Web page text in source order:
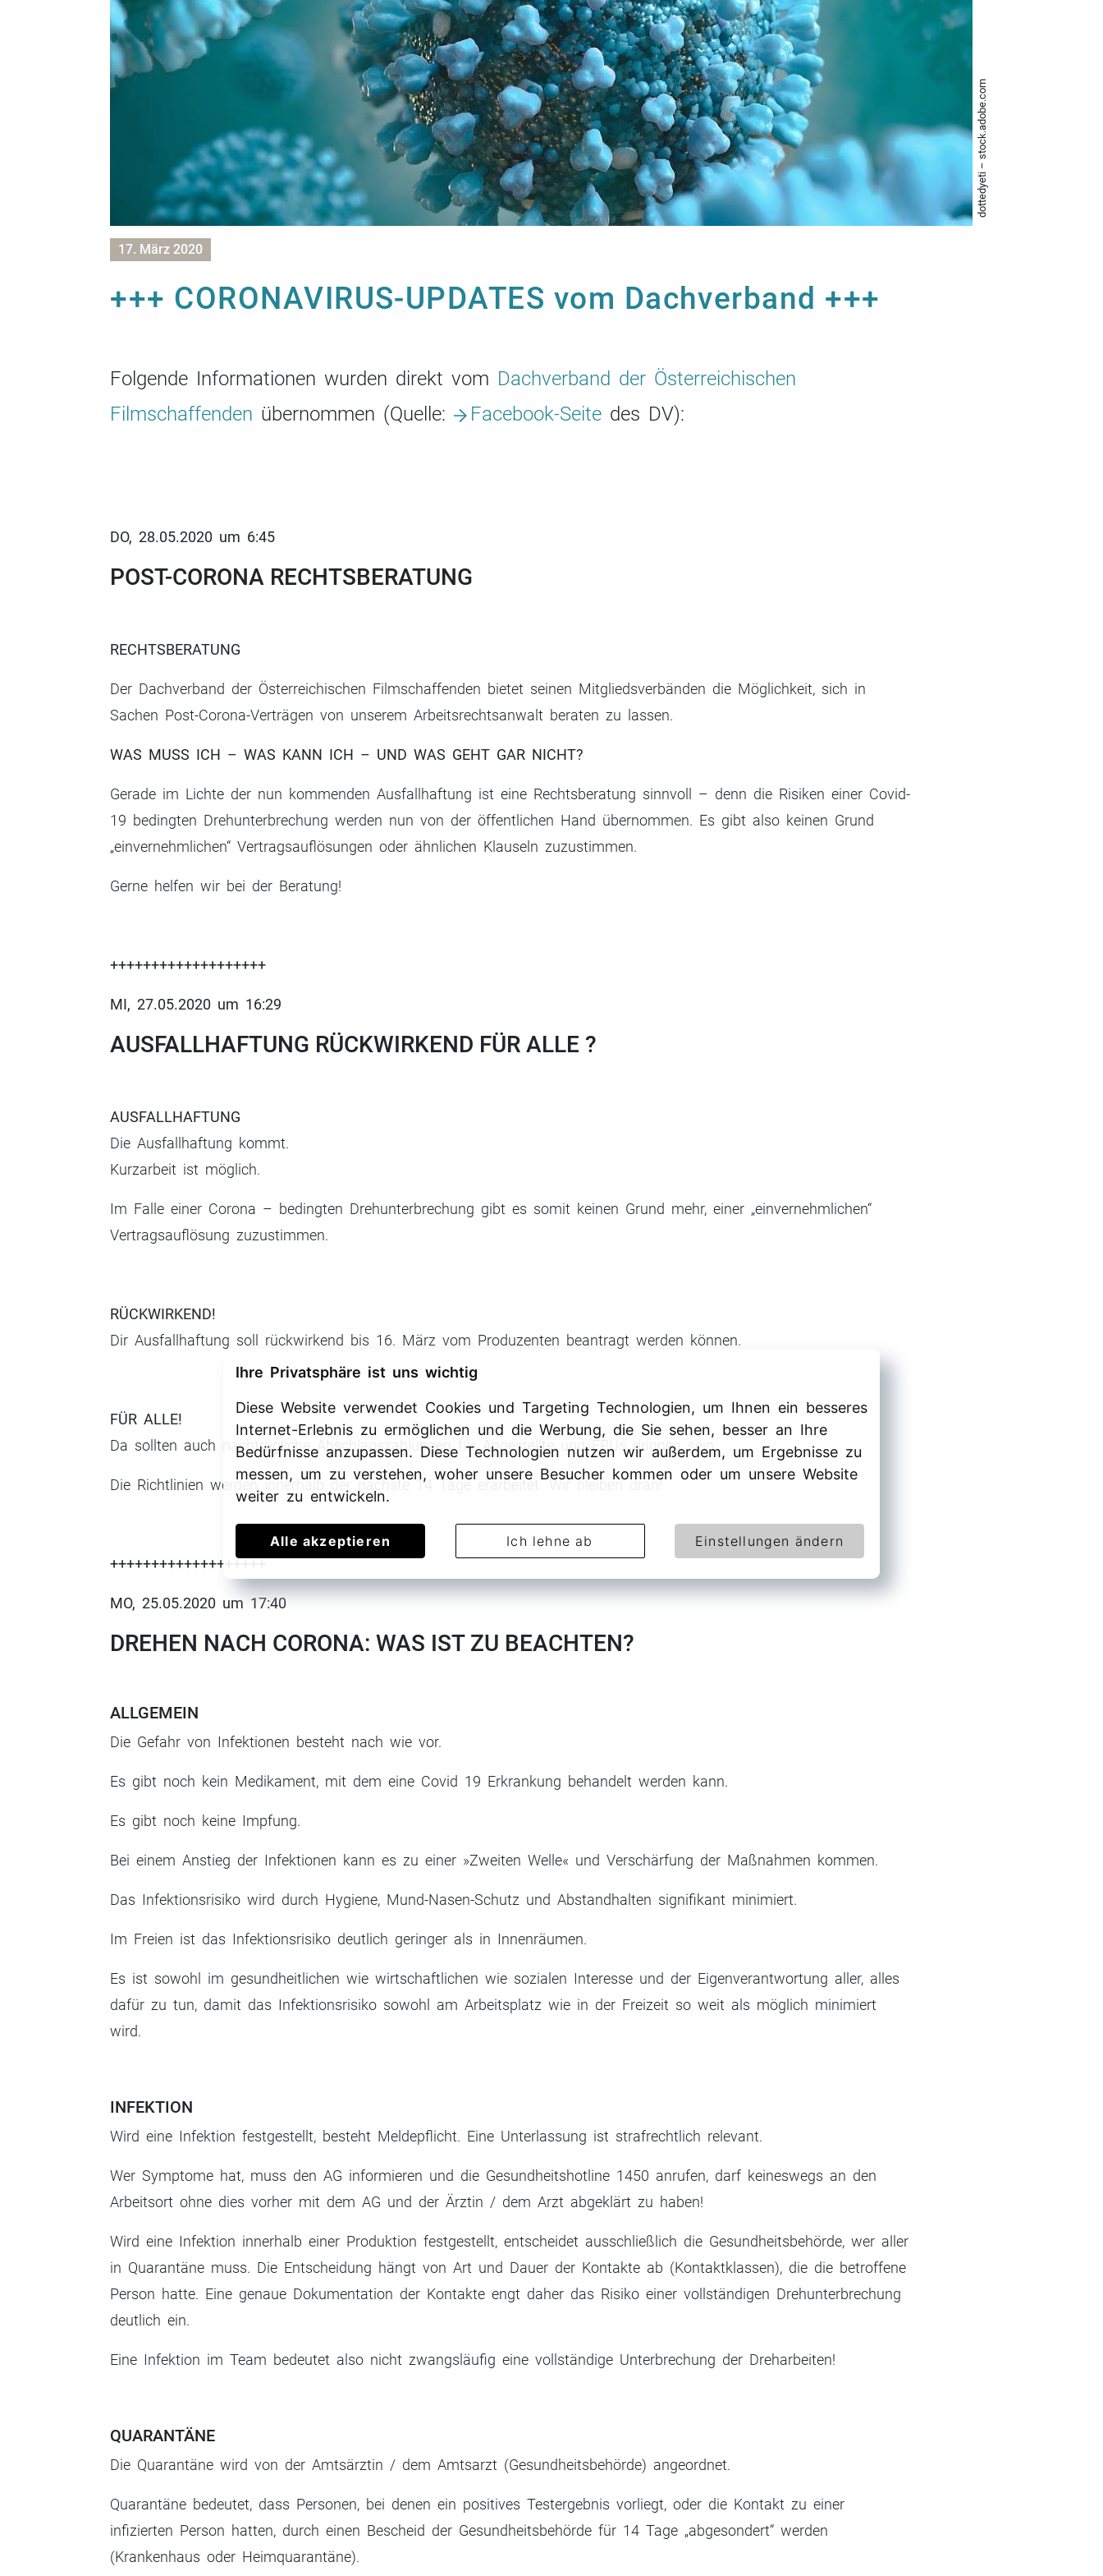
Ihre Privatsphäre ist uns wichtig
Diese Website verwendet Cookies und Targeting Technologien, um Ihnen ein besseres
Internet-Erlebnis zu ermöglichen und die Werbung, die Sie sehen, besser an Ihre
Bedürfnisse anzupassen. Diese Technologien nutzen wir außerdem, um Ergebnisse zu
messen, um zu verstehen, woher unsere Besucher kommen oder um unsere Website
weiter zu entwickeln.
Alle akzeptieren Ich lehne ab Einstellungen ändern
dottedyeti – stock.adobe.com
17. März 2020
+++ CORONAVIRUS-UPDATES vom Dachverband +++
Folgende Informationen wurden direkt vom Dachverband der Österreichischen
Filmschaffenden übernommen (Quelle: Facebook-Seite des DV):
DO, 28.05.2020 um 6:45
POST-CORONA RECHTSBERATUNG
RECHTSBERATUNG
Der Dachverband der Österreichischen Filmschaffenden bietet seinen Mitgliedsverbänden die Möglichkeit, sich in
Sachen Post-Corona-Verträgen von unserem Arbeitsrechtsanwalt beraten zu lassen.
WAS MUSS ICH – WAS KANN ICH – UND WAS GEHT GAR NICHT?
Gerade im Lichte der nun kommenden Ausfallhaftung ist eine Rechtsberatung sinnvoll – denn die Risiken einer Covid-
19 bedingten Drehunterbrechung werden nun von der öffentlichen Hand übernommen. Es gibt also keinen Grund
„einvernehmlichen“ Vertragsauflösungen oder ähnlichen Klauseln zuzustimmen.
Gerne helfen wir bei der Beratung!
+++++++++++++++++++
MI, 27.05.2020 um 16:29
AUSFALLHAFTUNG RÜCKWIRKEND FÜR ALLE ?
AUSFALLHAFTUNG
Die Ausfallhaftung kommt.
Kurzarbeit ist möglich.
Im Falle einer Corona – bedingten Drehunterbrechung gibt es somit keinen Grund mehr, einer „einvernehmlichen“
Vertragsauflösung zuzustimmen.
RÜCKWIRKEND!
Dir Ausfallhaftung soll rückwirkend bis 16. März vom Produzenten beantragt werden können.
FÜR ALLE!
Da sollten auch nachträgliche Abschlagszahlungen für Angestellte und EPUs drinnen sein.
Die Richtlinien werden innerhalb der nächste 14 Tage erarbeitet. Wir bleiben dran!
+++++++++++++++++++
MO, 25.05.2020 um 17:40
DREHEN NACH CORONA: WAS IST ZU BEACHTEN?
ALLGEMEIN
Die Gefahr von Infektionen besteht nach wie vor.
Es gibt noch kein Medikament, mit dem eine Covid 19 Erkrankung behandelt werden kann.
Es gibt noch keine Impfung.
Bei einem Anstieg der Infektionen kann es zu einer »Zweiten Welle« und Verschärfung der Maßnahmen kommen.
Das Infektionsrisiko wird durch Hygiene, Mund-Nasen-Schutz und Abstandhalten signifikant minimiert.
Im Freien ist das Infektionsrisiko deutlich geringer als in Innenräumen.
Es ist sowohl im gesundheitlichen wie wirtschaftlichen wie sozialen Interesse und der Eigenverantwortung aller, alles
dafür zu tun, damit das Infektionsrisiko sowohl am Arbeitsplatz wie in der Freizeit so weit als möglich minimiert
wird.
INFEKTION
Wird eine Infektion festgestellt, besteht Meldepflicht. Eine Unterlassung ist strafrechtlich relevant.
Wer Symptome hat, muss den AG informieren und die Gesundheitshotline 1450 anrufen, darf keineswegs an den
Arbeitsort ohne dies vorher mit dem AG und der Ärztin / dem Arzt abgeklärt zu haben!
Wird eine Infektion innerhalb einer Produktion festgestellt, entscheidet ausschließlich die Gesundheitsbehörde, wer aller
in Quarantäne muss. Die Entscheidung hängt von Art und Dauer der Kontakte ab (Kontaktklassen), die die betroffene
Person hatte. Eine genaue Dokumentation der Kontakte engt daher das Risiko einer vollständigen Drehunterbrechung
deutlich ein.
Eine Infektion im Team bedeutet also nicht zwangsläufig eine vollständige Unterbrechung der Dreharbeiten!
QUARANTÄNE
Die Quarantäne wird von der Amtsärztin / dem Amtsarzt (Gesundheitsbehörde) angeordnet.
Quarantäne bedeutet, dass Personen, bei denen ein positives Testergebnis vorliegt, oder die Kontakt zu einer
infizierten Person hatten, durch einen Bescheid der Gesundheitsbehörde für 14 Tage „abgesondert“ werden
(Krankenhaus oder Heimquarantäne).